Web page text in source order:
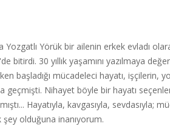
Yörük bir ailenin erkek evladı
30 yıllık yaşamını yazılmaya
başladığı mücadeleci hayatı, işçilerin,
Nihayet böyle bir hayatı
Hayatıyla, kavgasıyla, sevdasıyla;
olduğuna inanıyorum.